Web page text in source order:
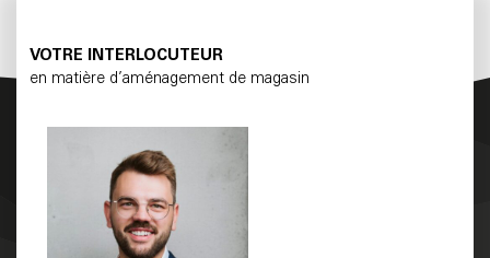
VOTRE INTERLOCUTEUR
en matière d’aménagement de magasin